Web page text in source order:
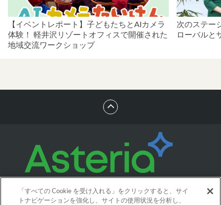
【イベントレポート】子どもたちとAIカメラ
体験！ 軽井沢リゾートオフィスで開催された
地域交流ワークショップ
次のステー
ローバルと
「すべての Cookie を受け入れる」をクリックすると、サイ
トナビゲーションを強化し、サイトの使用状況を分析し、